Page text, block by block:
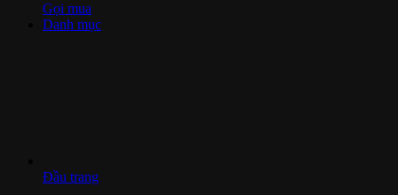
Gọi mua
Danh mục
Đầu trang